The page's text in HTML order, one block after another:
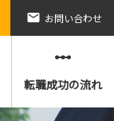
email お問い合わせ
linear_scale
転職成功の流れ